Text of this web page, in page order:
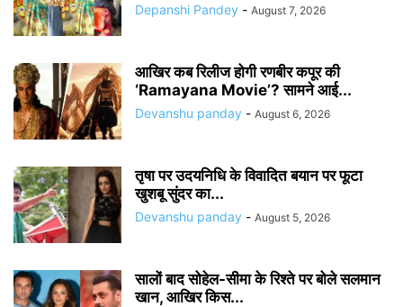
Depanshi Pandey - August 7, 2026
आखिर कब रिलीज होगी रणबीर कपूर की
‘Ramayana Movie’? सामने आई...
Devanshu panday - August 6, 2026
तृषा पर उदयनिधि के विवादित बयान पर फूटा
खुशबू सुंदर का...
Devanshu panday - August 5, 2026
सालों बाद सोहेल-सीमा के रिश्ते पर बोले सलमान
खान, आखिर किस...